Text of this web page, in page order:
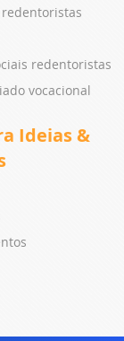
redentoristas
vocacional
Ideias &